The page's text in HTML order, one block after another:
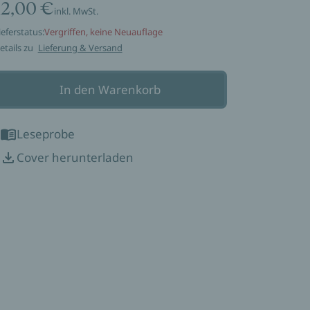
€inkl. MwSt.
Vergriffen, keine Neuauflage
zu Lieferung & Versand
In den Warenkorb
Leseprobe
Cover herunterladen